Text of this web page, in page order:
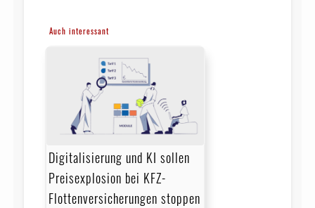
Auch interessant
Digitalisierung und KI sollen
Preisexplosion bei KFZ-
Flottenversicherungen stoppen